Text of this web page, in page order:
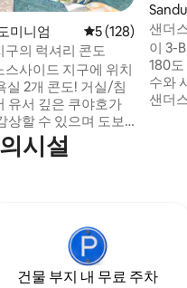
미니엄 평점 5점(5점 만
5 (128)
구의 럭셔리 콘도
사이드 지구에 위치
실 2개 콘도! 거실/침
유서 깊은 쿠야호가
상할 수 있으며 도보/
할 수 있습니다. 가
를 모두 둘러보고
차로 30분 이내에 클
가는 고속도로를
다!
샌더
수 있
이 3-
180
수와
샌더
시설
건물 부지 내 무료 주차